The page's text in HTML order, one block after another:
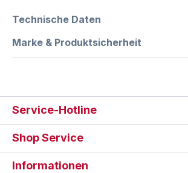
Technische Daten
Marke & Produktsicherheit
Service-Hotline
Shop Service
Informationen